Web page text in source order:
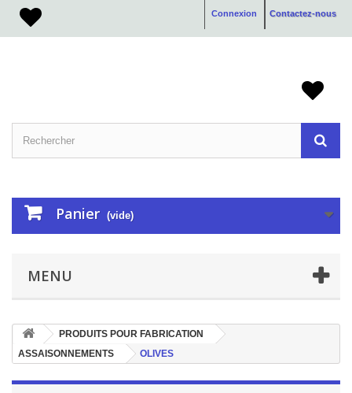
Contactez-nous
Connexion
Panier (vide)
MENU
PRODUITS POUR FABRICATION
ASSAISONNEMENTS
OLIVES